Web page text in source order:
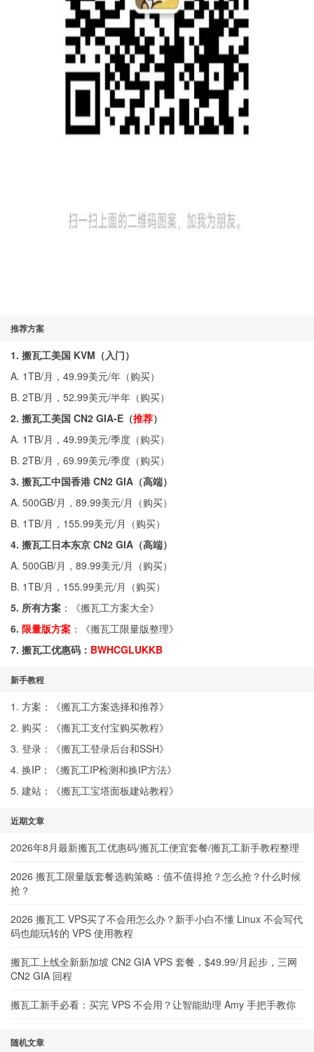
推荐方案
1. 搬瓦工美国 KVM（入门）
A. 1TB/月，49.99美元/年（购买）
B. 2TB/月，52.99美元/半年（购买）
2. 搬瓦工美国 CN2 GIA-E（推荐）
A. 1TB/月，49.99美元/季度（购买）
B. 2TB/月，69.99美元/季度（购买）
3. 搬瓦工中国香港 CN2 GIA（高端）
A. 500GB/月，89.99美元/月（购买）
B. 1TB/月，155.99美元/月（购买）
4. 搬瓦工日本东京 CN2 GIA（高端）
A. 500GB/月，89.99美元/月（购买）
B. 1TB/月，155.99美元/月（购买）
5. 所有方案 ：《搬瓦工方案大全》
6. 限量版方案 ：《搬瓦工限量版整理》
7. 搬瓦工优惠码： BWHCGLUKKB
新手教程
1. 方案：《搬瓦工方案选择和推荐》
2. 购买：《搬瓦工支付宝购买教程》
3. 登录：《搬瓦工登录后台和SSH》
4. 换IP：《搬瓦工IP检测和换IP方法》
5. 建站：《搬瓦工宝塔面板建站教程》
近期文章
2026年8月最新搬瓦工优惠码/搬瓦工便宜套餐/搬瓦工新手教程整理
2026 搬瓦工限量版套餐选购策略：值不值得抢？怎么抢？什么时候
抢？
2026 搬瓦工 VPS买了不会用怎么办？新手小白不懂 Linux 不会写代
码也能玩转的 VPS 使用教程
搬瓦工上线全新新加坡 CN2 GIA VPS 套餐，$49.99/月起步，三网
CN2 GIA 回程
搬瓦工新手必看：买完 VPS 不会用？让智能助理 Amy 手把手教你
随机文章